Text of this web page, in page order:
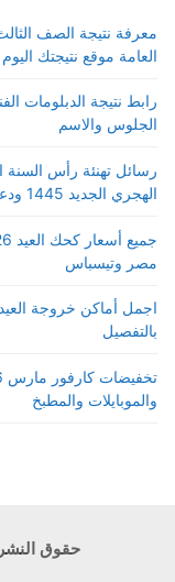
العامة موقع نتيجتك اليوم
الجلوس والاسم
الهجري الجديد 1445 ودعاء العام الجديد
مصر وتيسباس
بالتفصيل
والموبايلات والمطبخ
حقوق النشر copyrights 2026 خمس خطوات